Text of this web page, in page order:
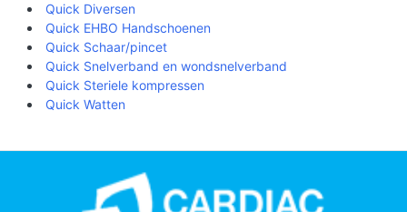
Quick Diversen
Quick EHBO Handschoenen
Quick Schaar/pincet
Quick Snelverband en wondsnelverband
Quick Steriele kompressen
Quick Watten